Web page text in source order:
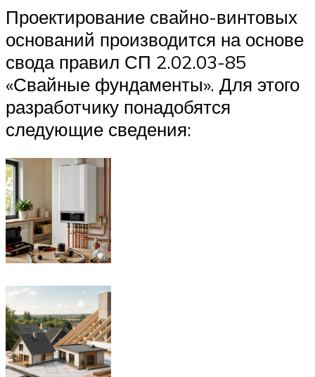
Проектирование свайно-винтовых
оснований производится на основе
свода правил СП 2.02.03-85
«Свайные фундаменты». Для этого
разработчику понадобятся
следующие сведения: